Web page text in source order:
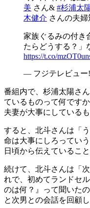
美 さん& #杉浦太
木健介 さんの夫婦
家族ぐるみの付き
たらどうする？」
https://t.co/
— フジテレビュー
番組内で、杉浦太陽さ
ているものって何です
夫妻が大事にしている
すると、北斗さんは「
命は大事にしろってい
日頃から伝えているこ
続けて、北斗さんは「
れで、初めてランドセ
のは何？』って聞いた
と次男との会話を回顧し